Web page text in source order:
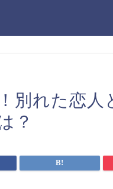
別れた恋人
？